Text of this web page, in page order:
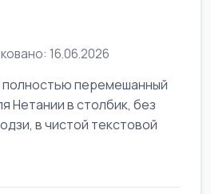
16.06.2026
перемешанный
Нетании в столбик, без
в чистой текстовой
мебельном производстве: